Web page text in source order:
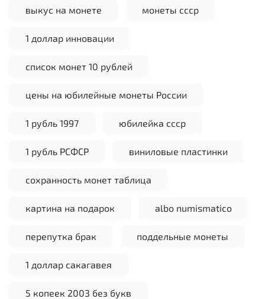
выкус на монете монеты ссср
1 доллар инновации
список монет 10 рублей
цены на юбилейные монеты России
1 рубль 1997 юбилейка ссср
1 рубль РСФСР виниловые пластинки
сохранность монет таблица
картина на подарок albo numismatico
перепутка брак поддельные монеты
1 доллар сакагавея
5 копеек 2003 без букв